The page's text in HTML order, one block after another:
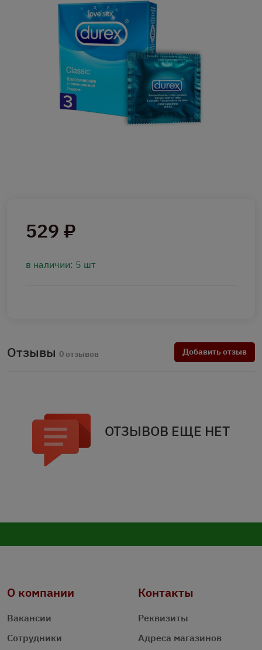
529 ₽
в наличии: 5 шт
Отзывы 0 отзывов Добавить отзыв
ОТЗЫВОВ ЕЩЕ НЕТ
О компании
Вакансии
Сотрудники
Контакты
Реквизиты
Адреса магазинов